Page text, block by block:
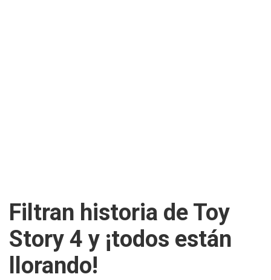
Filtran historia de Toy
Story 4 y ¡todos están
llorando!